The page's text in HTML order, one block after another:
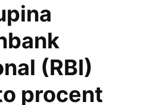
(RBI)
procent